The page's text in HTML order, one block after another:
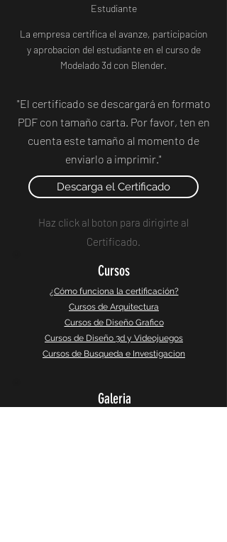
Estudiante
La empresa certifica el avanze, participacion
y aprobacion del estudiante en el curso de
Modelado 3d con Blender.
"El certificado se descargará en formato
PDF con tamaño carta. Por favor, ten en
cuenta este tamaño al momento de
enviarlo a imprimir."
Descarga el Certificado
Haz click al boton para dirigirte al
Certificado.
Cursos
¿Cómo funciona la certificación?
Cursos de Arquitectura
Cursos de Diseño Grafico
Cursos de Diseño 3d y Videojuegos
Cursos de Busqueda e Investigacion
Galeria